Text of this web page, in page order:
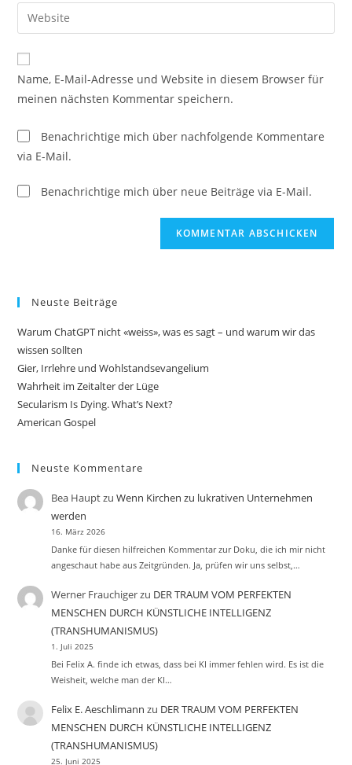
Name, E-Mail-Adresse und Website in diesem Browser für
meinen nächsten Kommentar speichern.
Benachrichtige mich über nachfolgende Kommentare
via E-Mail.
Benachrichtige mich über neue Beiträge via E-Mail.
Neuste Beiträge
Warum ChatGPT nicht «weiss», was es sagt – und warum wir das
wissen sollten
Gier, Irrlehre und Wohlstandsevangelium
Wahrheit im Zeitalter der Lüge
Secularism Is Dying. What’s Next?
American Gospel
Neuste Kommentare
Bea Hauptzu Wenn Kirchen zu lukrativen Unternehmen
werden
16. März 2026
Danke für diesen hilfreichen Kommentar zur Doku, die ich mir nicht
angeschaut habe aus Zeitgründen. Ja, prüfen wir uns selbst,…
Werner Frauchigerzu DER TRAUM VOM PERFEKTEN
MENSCHEN DURCH KÜNSTLICHE INTELLIGENZ
(TRANSHUMANISMUS)
1. Juli 2025
Bei Felix A. finde ich etwas, dass bei KI immer fehlen wird. Es ist die
Weisheit, welche man der KI…
Felix E. Aeschlimann zu DER TRAUM VOM PERFEKTEN
MENSCHEN DURCH KÜNSTLICHE INTELLIGENZ
(TRANSHUMANISMUS)
25. Juni 2025